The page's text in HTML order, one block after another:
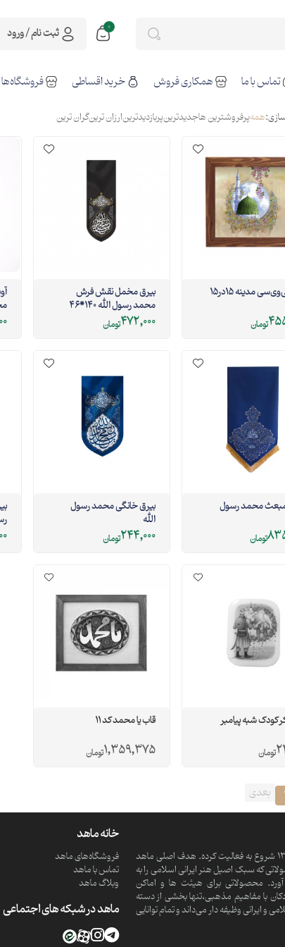
0 ثبت نام / ورود
تماس با ما همکاری فروش خرید اقساطی فروشگاه‌ها
همهپرفروشترین هاجدیدترینپربازدیدترینارزان ترینگران ترین
قاب پی‌وی‌سی مدینه 15در15
تومان
بیرق مخمل نقش فرش
محمد رسول الله 140*46
472,000تومان
محمد رسول
تومان
بیرق خانگی محمد رسول
الله
244,000تومان
کودک شبه پیامبر
تومان
قاب یا محمد کد 11
1,359,375تومان
بعدی
ماهد یک موسسه فرهنگی و مذهبی دانش بنیان است که از سال 1390 شروع به فعالیت کرده. هدف اصلی ماهد
که سبک اصیل هنر ایرانی اسلامی را به
محصولاتی برای هیئت ها و اماکن
با مفاهیم مذهبی،تنها بخشی از دسته
وظیفه دار می‌داند و تمام توانایی
خانه ماهد
فروشگاه‌های ماهد
تماس با ماهد
وبلاگ ماهد
ماهد در شبکه های اجتماعی